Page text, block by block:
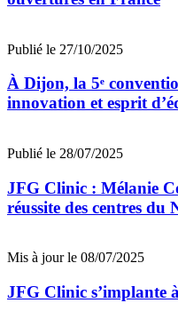
Publié le 27/10/2025
À Dijon, la 5ᵉ
innovation et esprit
Publié le 28/07/2025
JFG Clinic : Mélanie
réussite des centres du
Mis à jour le 08/07/2025
JFG Clinic s’implante